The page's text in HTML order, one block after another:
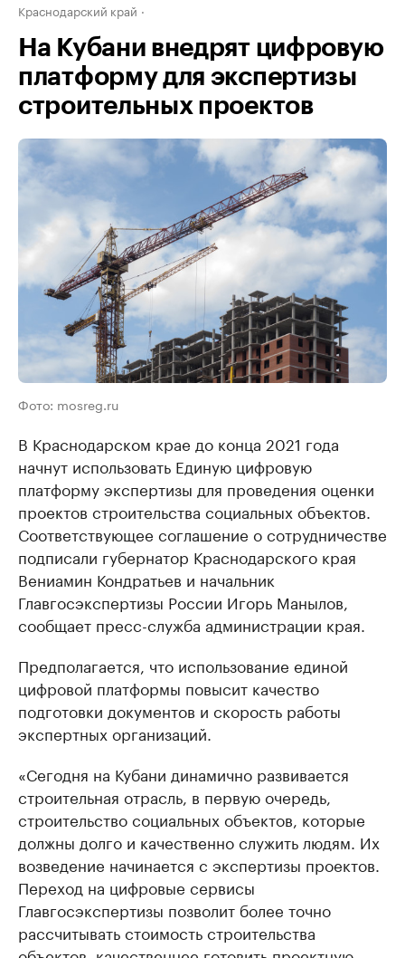
Краснодарский край
На Кубани внедрят цифровую
платформу для экспертизы
строительных проектов
Фото: mosreg.ru
В Краснодарском крае до конца 2021 года
начнут использовать Единую цифровую
платформу экспертизы для проведения оценки
проектов строительства социальных объектов.
Соответствующее соглашение о сотрудничестве
подписали губернатор Краснодарского края
Вениамин Кондратьев и начальник
Главгосэкспертизы России Игорь Манылов,
сообщает пресс-служба администрации края.
Предполагается, что использование единой
цифровой платформы повысит качество
подготовки документов и скорость работы
экспертных организаций.
«Сегодня на Кубани динамично развивается
строительная отрасль, в первую очередь,
строительство социальных объектов, которые
должны долго и качественно служить людям. Их
возведение начинается с экспертизы проектов.
Переход на цифровые сервисы
Главгосэкспертизы позволит более точно
рассчитывать стоимость строительства